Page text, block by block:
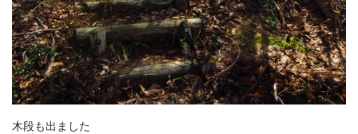
木段も出ました